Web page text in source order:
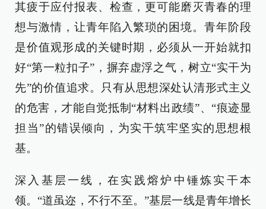
其疲于应付报表、检查，更可能磨灭青春的理
想与激情，让青年陷入繁琐的困境。青年阶段
是价值观形成的关键时期，必须从一开始就扣
好“第一粒扣子”，摒弃虚浮之气，树立“实干为
先”的价值追求。只有从思想深处认清形式主义
的危害，才能自觉抵制“材料出政绩”、“痕迹显
担当”的错误倾向，为实干筑牢坚实的思想根
基。
深入基层一线，在实践熔炉中锤炼实干本
领。“道虽迩，不行不至。”基层一线是青年增长